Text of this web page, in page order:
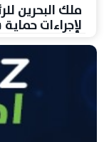
ملك البحرين
لإجراءات